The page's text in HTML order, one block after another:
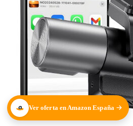
Ver oferta en Amazon España